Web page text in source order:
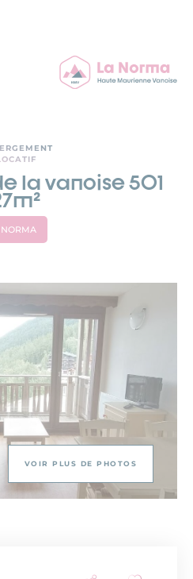
la vanoise 501
VOIR PLUS DE PHOTOS